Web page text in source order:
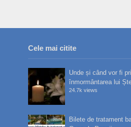
Cele mai citite
Unde și când vor fi
înmormântarea lui
24.7k views
Bilete de tratament